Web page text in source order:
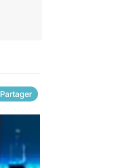
Partager